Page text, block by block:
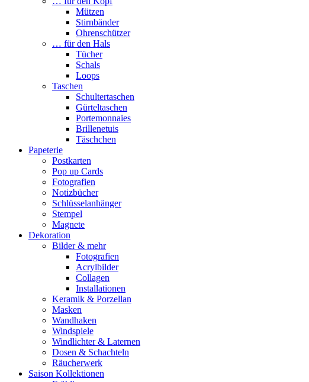
Mützen
Stirnbänder
Ohrenschützer
… für den Hals
Tücher
Schals
Loops
Taschen
Schultertaschen
Gürteltaschen
Portemonnaies
Brillenetuis
Täschchen
Papeterie
Postkarten
Pop up Cards
Fotografien
Notizbücher
Schlüsselanhänger
Stempel
Magnete
Dekoration
Bilder & mehr
Fotografien
Acrylbilder
Collagen
Installationen
Keramik & Porzellan
Masken
Wandhaken
Windspiele
Windlichter & Laternen
Dosen & Schachteln
Räucherwerk
Saison Kollektionen